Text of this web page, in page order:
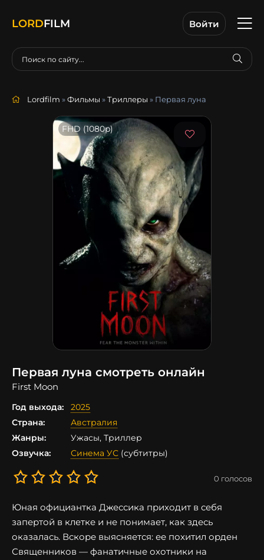
LORDFILM Войти
Lordfilm »Фильмы »Триллеры » Первая луна
FHD (1080p)
Первая луна смотреть онлайн
First Moon
Год выхода:
2025
Страна:
Австралия
Жанры:
Ужасы, Триллер
Озвучка:
Синема УС (субтитры)
0 голосов
Юная официантка Джессика приходит в себя
запертой в клетке и не понимает, как здесь
оказалась. Вскоре выясняется: ее похитил орден
Священников — фанатичные охотники на